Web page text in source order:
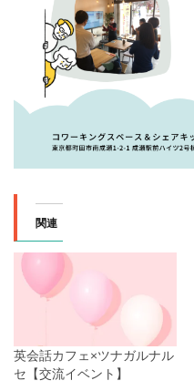
関連
英会話カフェ×ツナガルナル
セ【交流イベント】